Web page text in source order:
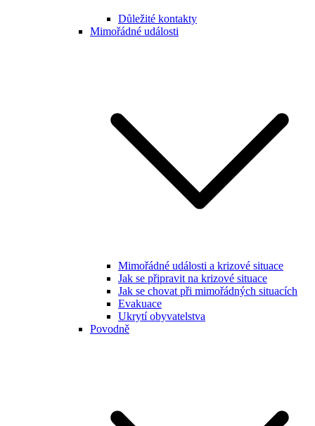
Důležité kontakty
Mimořádné události
Mimořádné události a krizové situace
Jak se připravit na krizové situace
Jak se chovat při mimořádných situacích
Evakuace
Ukrytí obyvatelstva
Povodně